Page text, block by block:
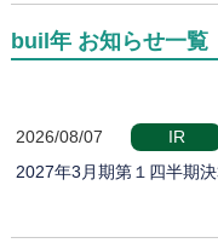
buil年 お知らせ一覧
2026/08/07
IR
2027年3月期第１四半期